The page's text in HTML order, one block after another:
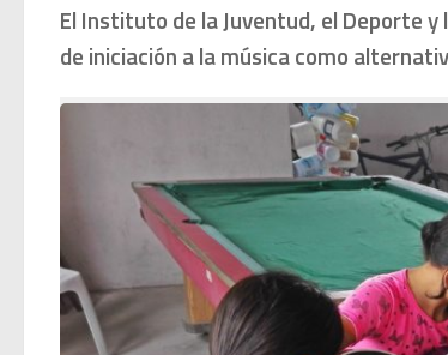
El Instituto de la Juventud, el Deporte
de iniciación a la música como